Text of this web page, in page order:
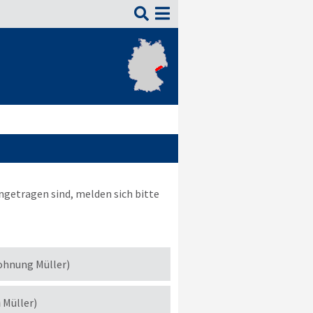

sind, melden sich bitte
Müller)
Müller)